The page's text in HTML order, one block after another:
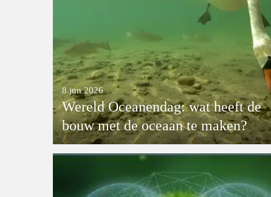
Wereld Oceanendag: wat heeft de
bouw met de oceaan te maken?
8 jun 2026